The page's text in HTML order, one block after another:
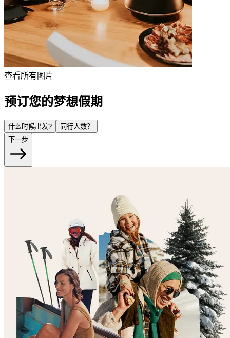
查看所有图片
预订您的梦想假期
什么时候出发?
同行人数？
下一步